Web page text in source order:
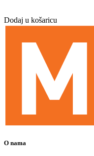
Dodaj u košaricu
O nama